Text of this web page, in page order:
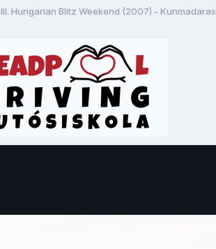
III. Hungarian Blitz Weekend (2007) - Kunmadaras